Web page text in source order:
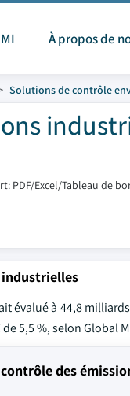
À propos de
Solutions de contrôle
PDF/Excel/Tableau de
industrielles
évalué à 44,8
5,5 %, selon Global
des